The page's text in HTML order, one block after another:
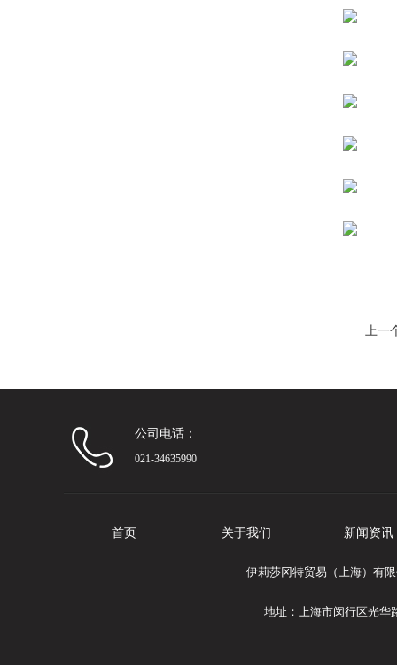
上一
公司电话：
021-34635990
首页 关于我们 新闻资讯
伊莉莎冈特贸易（上海）有
地址：上海市闵行区光